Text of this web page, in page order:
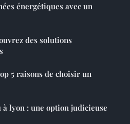
énergétiques avec un
des solutions
5 raisons de choisir un
lyon : une option judicieuse